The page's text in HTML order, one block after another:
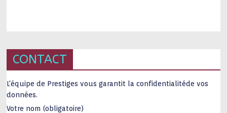
CONTACT
L'équipe de Prestiges vous garantit la confidentialitéde vos
données.
Votre nom (obligatoire)